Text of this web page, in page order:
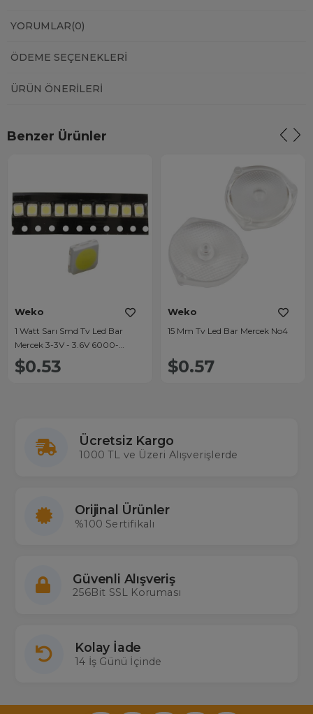
YORUMLAR(0)
ÖDEME SEÇENEKLERI
ÜRÜN ÖNERILERI
Benzer Ürünler
Weko
1 Watt Sarı Smd Tv Led Bar
Mercek 3-3V - 3.6V 6000-
6500K
$0.53
Weko
15 Mm Tv Led Bar Mercek No4
$0.57
Ücretsiz Kargo
1000 TL ve Üzeri Alışverişlerde
Orijinal Ürünler
%100 Sertifikalı
Güvenli Alışveriş
256Bit SSL Koruması
Kolay İade
14 İş Günü İçinde